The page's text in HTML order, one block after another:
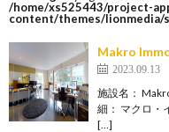
/home/xs525443/project-
content/themes/lionmedia/
Makro
2023.09.13
施設名：
細： マクロ・
[…]